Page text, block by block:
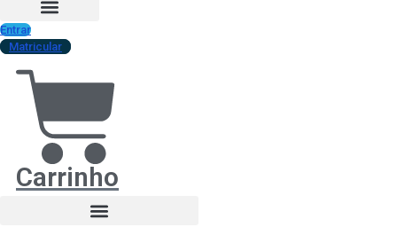
Entrar
Matricular
Carrinho